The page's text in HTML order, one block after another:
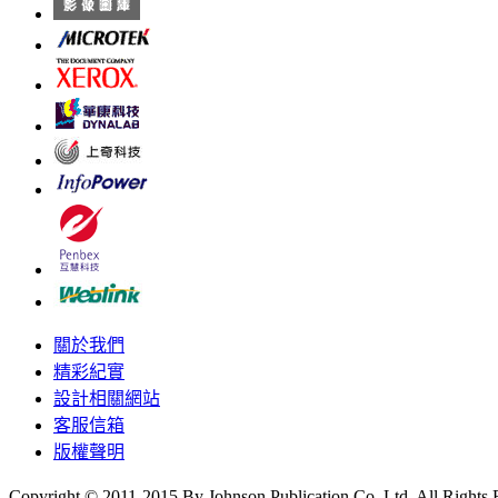
關於我們
精彩紀實
設計相關網站
客服信箱
版權聲明